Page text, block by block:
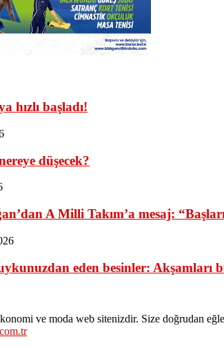
hızlı başladı!
düşecek?
A Milli Takım’a mesaj:
eden besinler:
ve moda web sitenizdir. Size doğrudan